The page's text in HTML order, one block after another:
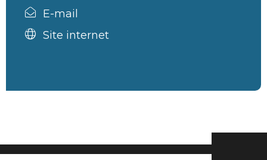
E-mail
Site internet